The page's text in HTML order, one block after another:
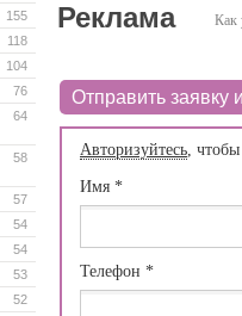
155
118
104
76
64
58
57
54
54
53
52
Как
Реклама
Отправить заявку
Авторизуйтесь,
Имя *
Телефон *